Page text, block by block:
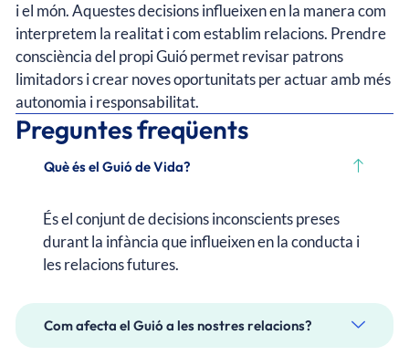
i el món. Aquestes decisions influeixen en la manera com
interpretem la realitat i com establim relacions. Prendre
consciència del propi Guió permet revisar patrons
limitadors i crear noves oportunitats per actuar amb més
autonomia i responsabilitat.
Preguntes freqüents
Què és el Guió de Vida?
És el conjunt de decisions inconscients preses
durant la infància que influeixen en la conducta i
les relacions futures.
Com afecta el Guió a les nostres relacions?